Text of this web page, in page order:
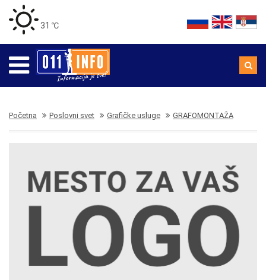
31 ℃
Početna Poslovni svet Grafičke usluge GRAFOMONTAŽA